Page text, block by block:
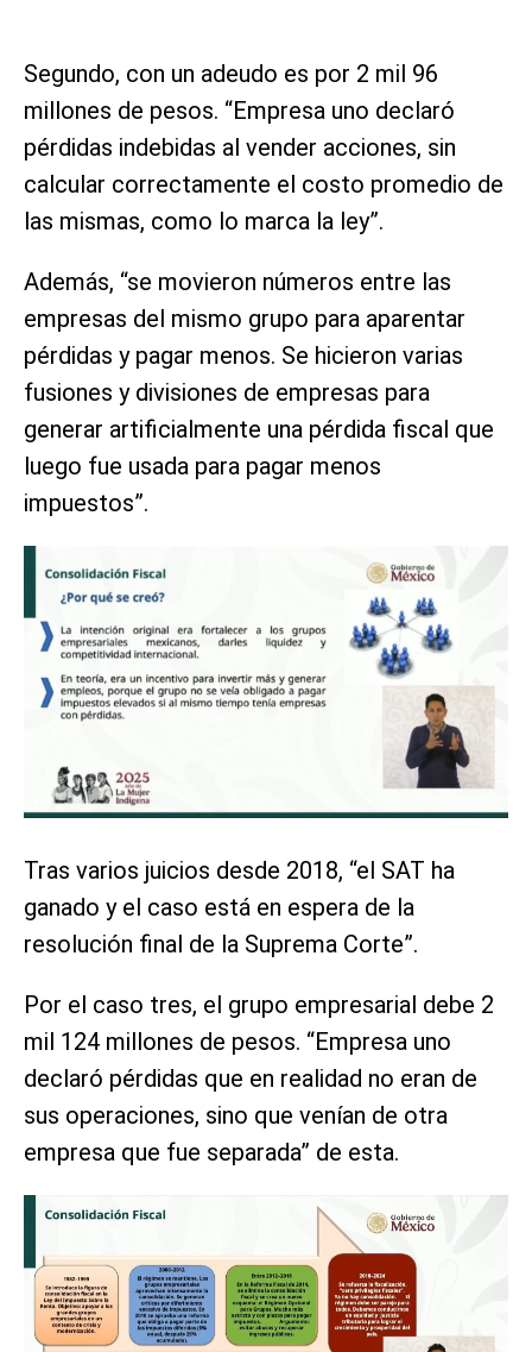
Segundo, con un adeudo es por 2 mil 96
millones de pesos. “Empresa uno declaró
pérdidas indebidas al vender acciones, sin
calcular correctamente el costo promedio de
las mismas, como lo marca la ley”.
Además, “se movieron números entre las
empresas del mismo grupo para aparentar
pérdidas y pagar menos. Se hicieron varias
fusiones y divisiones de empresas para
generar artificialmente una pérdida fiscal que
luego fue usada para pagar menos
impuestos”.
Tras varios juicios desde 2018, “el SAT ha
ganado y el caso está en espera de la
resolución final de la Suprema Corte”.
Por el caso tres, el grupo empresarial debe 2
mil 124 millones de pesos. “Empresa uno
declaró pérdidas que en realidad no eran de
sus operaciones, sino que venían de otra
empresa que fue separada” de esta.